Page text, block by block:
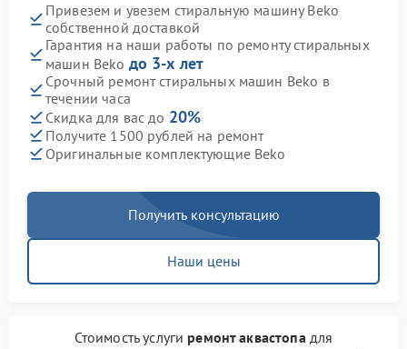
Привезем и увезем стиральную машину Beko
собственной доставкой
Гарантия на наши работы по ремонту стиральных
машин Beko до 3-х лет
Срочный ремонт стиральных машин Beko в
течении часа
Скидка для вас до 20%
Получите 1500 рублей на ремонт
Оригинальные комплектующие Beko
Получить консультацию
Наши цены
Стоимость услуги ремонт аквастопадля